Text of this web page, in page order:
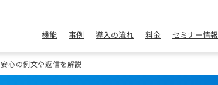
機能 事例 導入の流れ 料金 セミナー情報
心の例文や返信を解説